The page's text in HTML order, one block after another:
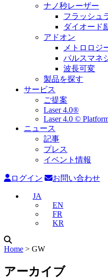
ナノ秒レーザー
フラッシュ
ダイオード
アドオン
メトロロジ
パルスマネ
波長可変
製品を探す
サービス
ご提案
Laser 4.0®
Laser 4.0 ©
ニュース
記事
プレス
イベント情報
ログイン お問い合わせ
JA
EN
FR
KR
Home ˃ GW
アーカイブ